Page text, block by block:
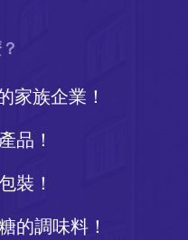
家族企業！
品！
裝！
的調味料！